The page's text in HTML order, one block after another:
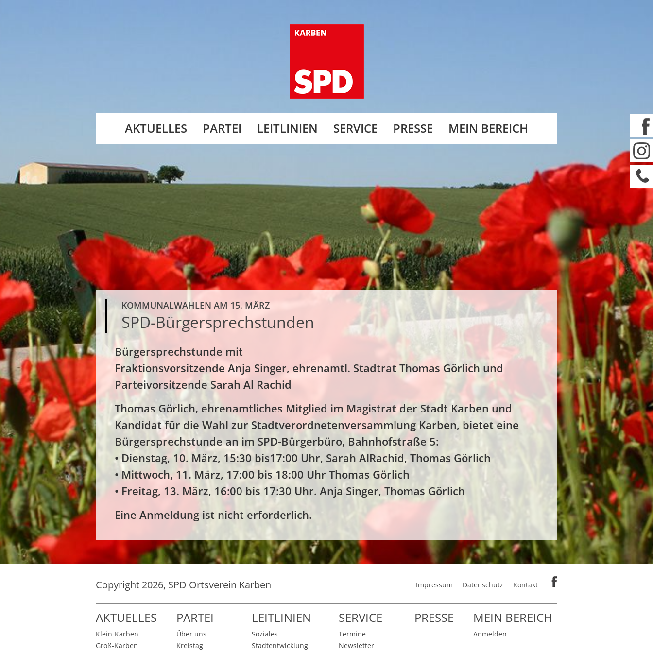
AKTUELLES PARTEI LEITLINIEN SERVICE PRESSE MEIN BEREICH
KOMMUNALWAHLEN AM 15. MÄRZ
SPD-Bürgersprechstunden
Bürgersprechstunde mit
Fraktionsvorsitzende Anja Singer, ehrenamtl. Stadtrat Thomas Görlich und
Parteivorsitzende Sarah Al Rachid
Thomas Görlich, ehrenamtliches Mitglied im Magistrat der Stadt Karben und
Kandidat für die Wahl zur Stadtverordnetenversammlung Karben, bietet eine
Bürgersprechstunde an im SPD-Bürgerbüro, Bahnhofstraße 5:
• Dienstag, 10. März, 15:30 bis17:00 Uhr, Sarah AlRachid, Thomas Görlich
• Mittwoch, 11. März, 17:00 bis 18:00 Uhr Thomas Görlich
• Freitag, 13. März, 16:00 bis 17:30 Uhr. Anja Singer, Thomas Görlich
Eine Anmeldung ist nicht erforderlich.
Copyright 2026, SPD Ortsverein Karben Kontakt
Datenschutz
Impressum
AKTUELLES
Klein-Karben
Groß-Karben
PARTEI
Über uns
Kreistag
LEITLINIEN
Soziales
Stadtentwicklung
SERVICE
Termine
Newsletter
PRESSE MEIN BEREICH
Anmelden